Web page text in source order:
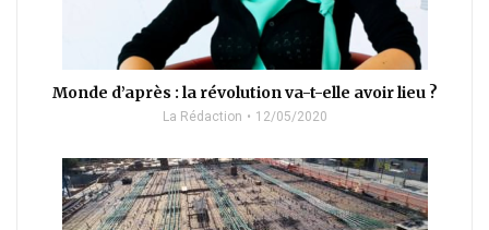
Monde d’après : la révolution va-t-elle avoir lieu ?
La Rédaction 12/05/2020